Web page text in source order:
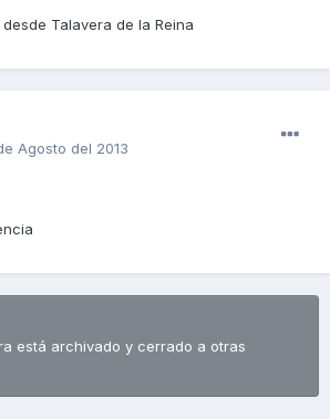
Talavera de la Reina
Agosto del 2013
está archivado y cerrado a otras